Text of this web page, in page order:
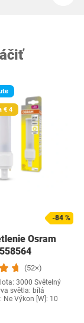
€ 4
-84 %
Osram
(52×)
3000 Světelný
světla: bílá
Ne Výkon [W]: 10